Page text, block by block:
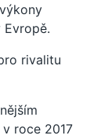
rivalitu
roce 2017